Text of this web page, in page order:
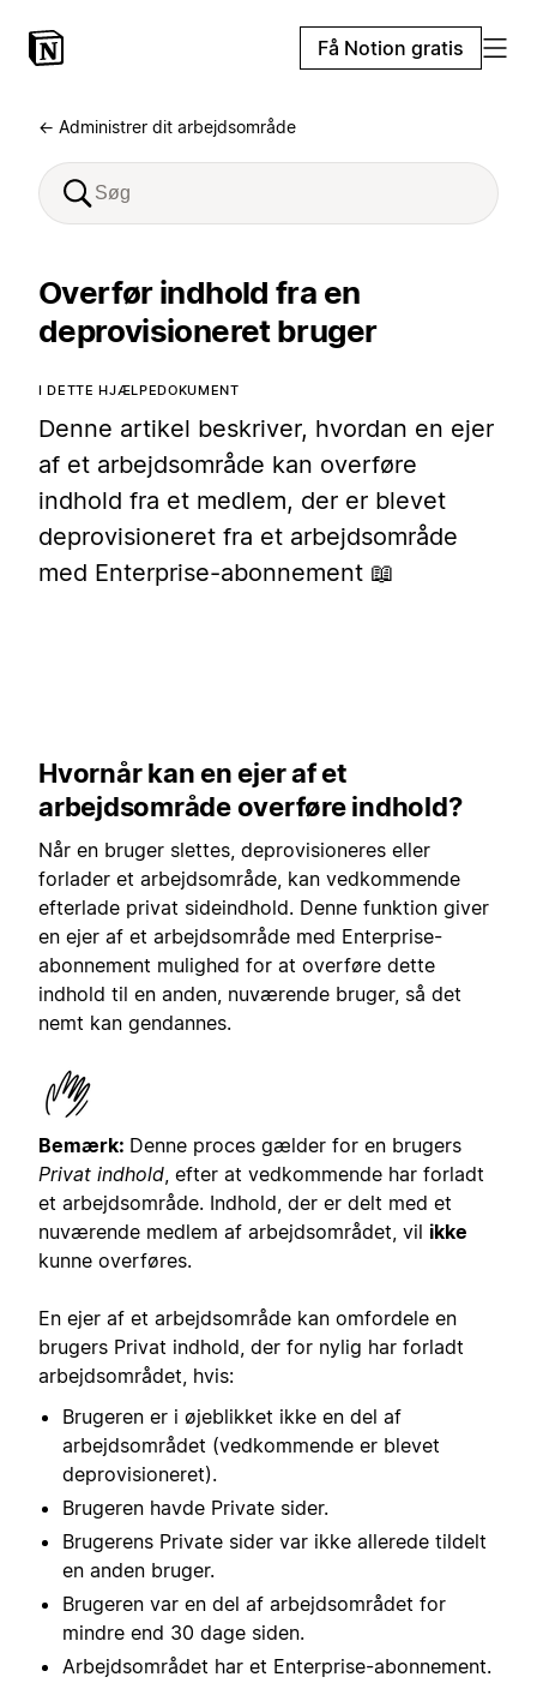
Få Notion gratis
← Administrer dit arbejdsområde
Overfør indhold fra en
deprovisioneret bruger
I DETTE HJÆLPEDOKUMENT
Denne artikel beskriver, hvordan en ejer
af et arbejdsområde kan overføre
indhold fra et medlem, der er blevet
deprovisioneret fra et arbejdsområde
med Enterprise-abonnement 📖
Hvornår kan en ejer af et
arbejdsområde overføre indhold?
Når en bruger slettes, deprovisioneres eller
forlader et arbejdsområde, kan vedkommende
efterlade privat sideindhold. Denne funktion giver
en ejer af et arbejdsområde med Enterprise-
abonnement mulighed for at overføre dette
indhold til en anden, nuværende bruger, så det
nemt kan gendannes.
Bemærk: Denne proces gælder for en brugers
Privat indhold , efter at vedkommende har forladt
et arbejdsområde. Indhold, der er delt med et
nuværende medlem af arbejdsområdet, vil ikke
kunne overføres.
En ejer af et arbejdsområde kan omfordele en
brugers Privat indhold, der for nylig har forladt
arbejdsområdet, hvis:
Brugeren er i øjeblikket ikke en del af
arbejdsområdet (vedkommende er blevet
deprovisioneret).
Brugeren havde Private sider.
Brugerens Private sider var ikke allerede tildelt
en anden bruger.
Brugeren var en del af arbejdsområdet for
mindre end 30 dage siden.
Arbejdsområdet har et Enterprise-abonnement.